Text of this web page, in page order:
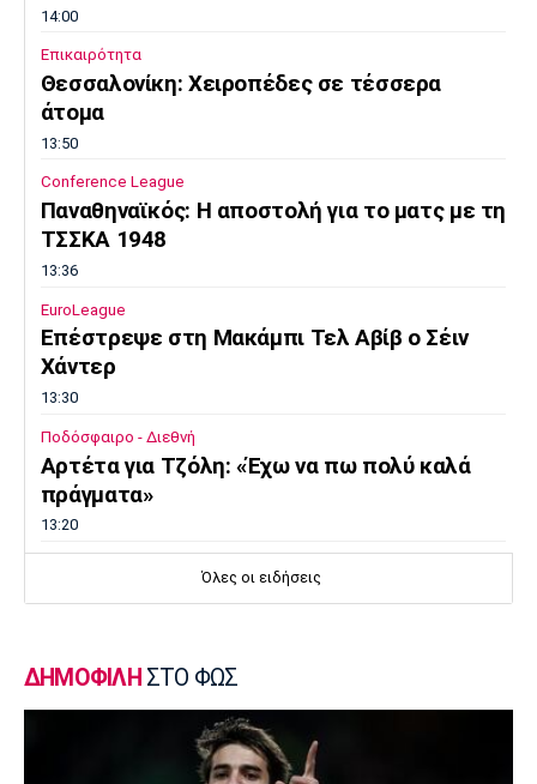
14:00
Επικαιρότητα
Θεσσαλονίκη: Χειροπέδες σε τέσσερα
άτομα
13:50
Conference League
Παναθηναϊκός: Η αποστολή για το ματς με τη
ΤΣΣΚΑ 1948
13:36
EuroLeague
Επέστρεψε στη Μακάμπι Τελ Αβίβ ο Σέιν
Χάντερ
13:30
Ποδόσφαιρο - Διεθνή
Αρτέτα για Τζόλη: «Έχω να πω πολύ καλά
πράγματα»
13:20
Επέστρεψε στο Περιστέρι ο Γκιουζέλης
Μουρίνιο: «Είχα συμφωνήσει με τη
Γιουνάιτεντ για να διαδεχτώ τον
Όλες οι ειδήσεις
ΔΗΜΟΦΙΛΗ ΣΤΟ ΦΩΣ